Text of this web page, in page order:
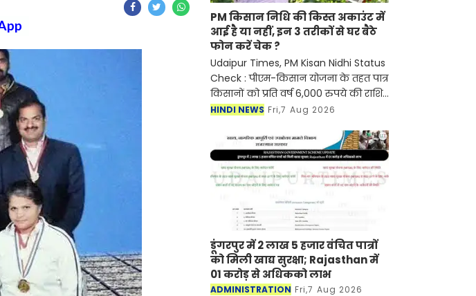
PM किसान निधि की किस्त अकाउंट में
आई है या नहीं, इन 3 तरीकों से घर बैठे
फोन करें चेक ?
Udaipur Times, PM Kisan Nidhi Status
Check : पीएम-किसान योजना के तहत पात्र
किसानों को प्रति वर्ष 6,000 रुपये की राशि
तीन किस्तों में दी जाती है, जो सीधे उनके
HINDI NEWS Fri,7 Aug 2026
डूंगरपुर में 2 लाख 5 हजार वंचित पात्रों
को मिली खाद्य सुरक्षा; Rajasthan में
01 करोड़ से अधिकको लाभ
ADMINISTRATION Fri,7 Aug 2026